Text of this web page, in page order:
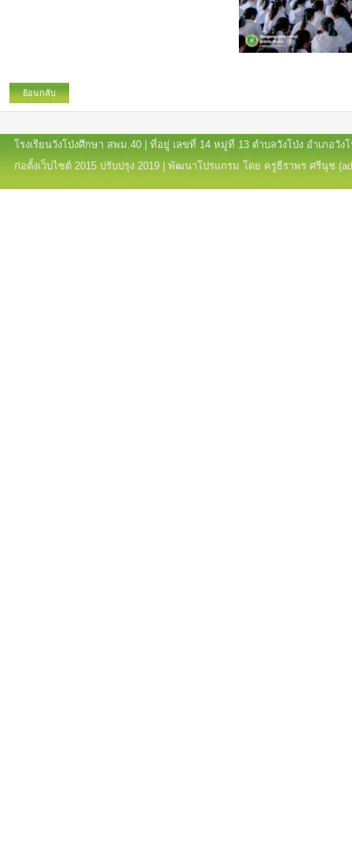
ย้อนกลับ
รงเรียนวังโป่งศึกษา สพม.40 | ที่อยู่ เลขที่ 14 หมู่ที่ 13 ตำบลวังโป่ง อำเภอวังโ
อตั้งเว็บไซต์ 2015 ปรับปรุง 2019 | พัฒนาโปรแกรม โดย ครูธีราพร ศรีนุช